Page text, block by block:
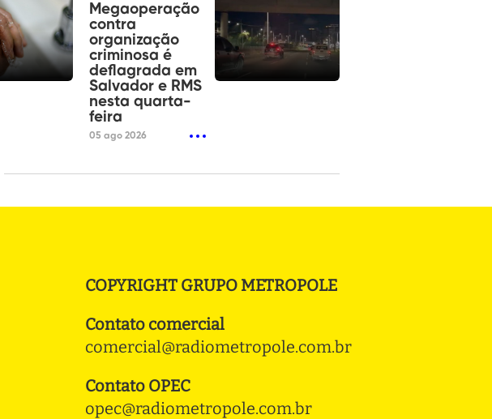
Megaoperação
contra
organização
criminosa é
deflagrada em
Salvador e RMS
nesta quarta-
feira
05 ago 2026
COPYRIGHT GRUPO METROPOLE
Contato comercial
comercial@radiometropole.com.br
Contato OPEC
opec@radiometropole.com.br